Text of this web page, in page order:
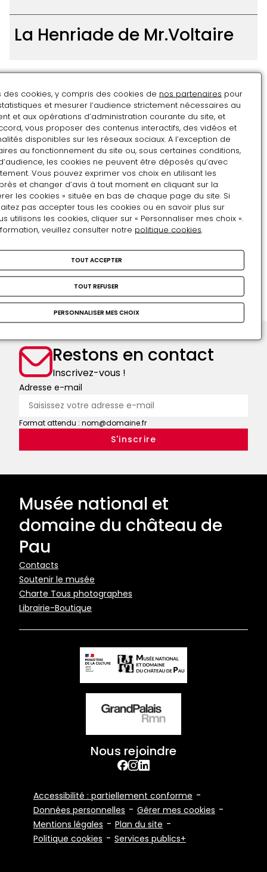
Pau
description
La Henriade de Mr.Voltaire
de
Mr.Voltaire
Relaciones de Antonio Perez
secretario de estado, que
fue, del rey de Espana Don
Phelippe II deste nombre
Relaciones
de
Antonio
Perez
secretario
de
que
fue,
del
rey
Espana
Don
Phelippe
deste
nombre
LIVRE
Le tombeau de Marguerite
de Valois
tombeau
de
Valois
VOIR TOUS LES OBJETS
Restons en contact
Inscrivez-vous !
Adresse e-mail
Format attendu : nom@domaine.fr
Musée national et
domaine du château de
Pau
Pied
de
page
Contacts
Soutenir le musée
Charte Tous photographes
Librairie-Boutique
Nous rejoindre
facebook
Instagram
Bottom
Accessibilité : partiellement conforme
Données personnelles
Gérer mes cookies
Mentions légales
Plan du site
Politique cookies
Services publics+
des cookies, y compris des cookies de nos partenaires pour
et mesurer l’audience strictement nécessaires au
et aux opérations d’administration courante du site, et
vous proposer des contenus interactifs, des vidéos et
disponibles sur les réseaux sociaux. A l’exception de
au fonctionnement du site ou, sous certaines conditions,
les cookies ne peuvent être déposés qu’avec
Vous pouvez exprimer vos choix en utilisant les
et changer d’avis à tout moment en cliquant sur la
les cookies » située en bas de chaque page du site. Si
pas accepter tous les cookies ou en savoir plus sur
utilisons les cookies, cliquer sur « Personnaliser mes choix ».
veuillez consulter notre politique cookies.
TOUT ACCEPTER
TOUT REFUSER
PERSONNALISER MES CHOIX